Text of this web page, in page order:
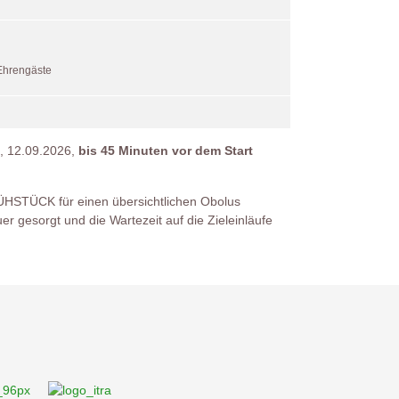
12.09.2026, bis 45 Minuten vor dem Start
für einen übersichtlichen Obolus
gesorgt und die Wartezeit auf die Zieleinläufe